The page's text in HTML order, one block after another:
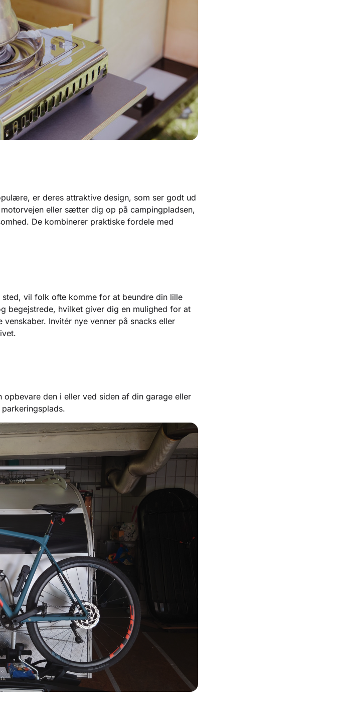
er deres attraktive design, som ser godt ud
eller sætter dig op på campingpladsen,
De kombinerer praktiske fordele med
vil folk ofte komme for at beundre din lille
begejstrede, hvilket giver dig en mulighed for at
Invitér nye venner på snacks eller
den i eller ved siden af din garage eller